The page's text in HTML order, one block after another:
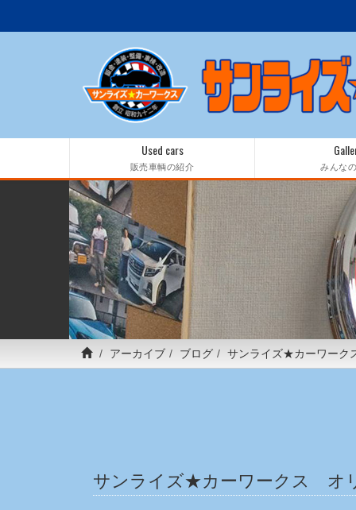
Used cars
販売車輌の紹介 みんな
アーカイブ ブログ サンライズ★カーワー
サンライズ★カーワークス オ